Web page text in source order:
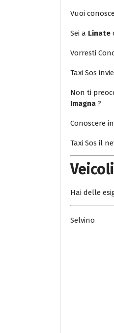
Vuoi
Sei a Linate
Vorresti
Taxi Sos
Non ti
Imagna ?
Conoscere
Taxi Sos il
Veicoli
Hai delle
Selvino